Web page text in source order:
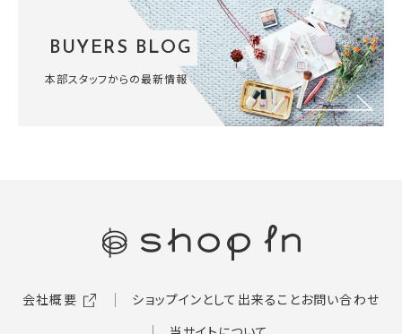
BUYERS BLOG
本部スタッフからの最新情報
会社概要 ショップインとして出来ることお問い合わせ